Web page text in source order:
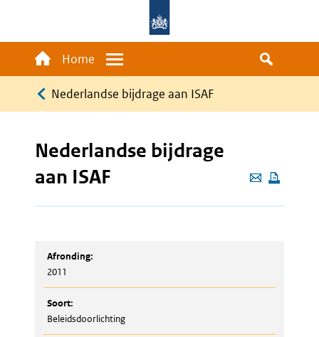
gaan
Main
navigation
Home Menu
Kruimelpad
Nederlandse bijdrage aan ISAF
Deze
pagina
Nederlandse bijdrage
aan ISAF
Afronding:
2011
Soort:
Beleidsdoorlichting